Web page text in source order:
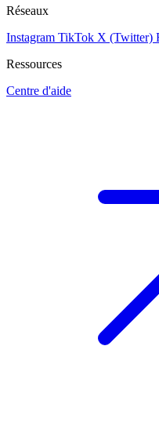
Réseaux
Instagram TikTok X (Twitter)
Ressources
Centre d'aide